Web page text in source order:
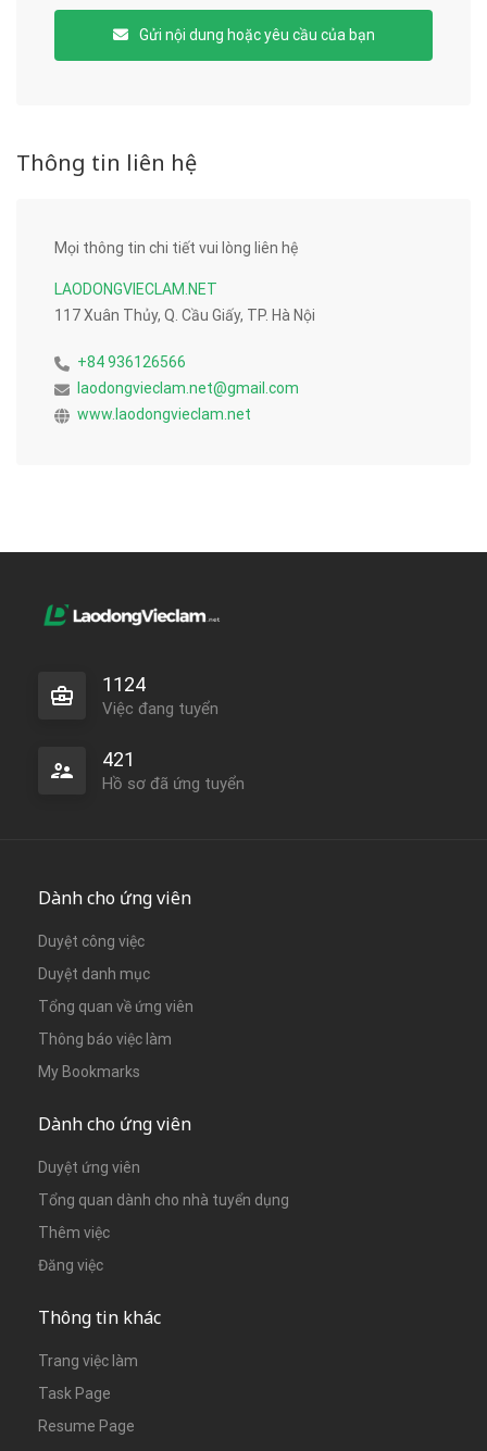
Gửi nội dung hoặc yêu cầu của bạn
Thông tin liên hệ
Mọi thông tin chi tiết vui lòng liên hệ
LAODONGVIECLAM.NET
117 Xuân Thủy, Q. Cầu Giấy, TP. Hà Nội
+84 936126566
laodongvieclam.net@gmail.com
www.laodongvieclam.net
1124
Việc đang tuyển
421
Hồ sơ đã ứng tuyển
Dành cho ứng viên
Duyệt công việc
Duyệt danh mục
Tổng quan về ứng viên
Thông báo việc làm
My Bookmarks
Dành cho ứng viên
Duyệt ứng viên
Tổng quan dành cho nhà tuyển dụng
Thêm việc
Đăng việc
Thông tin khác
Trang việc làm
Task Page
Resume Page